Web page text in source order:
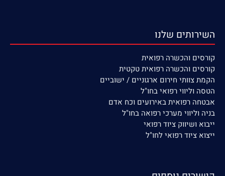
השירותים שלנו
קורסים והכשרה רפואית
קורסים והכשרה רפואית טקטית
הקמת צוותי חירום ארגוניים / ישוביים
הטסה וליווי רפואי בחו"ל
אבטחה רפואית באירועים וכח אדם
בניה וליווי מערכי רפואה בחו"ל
ייבוא ושיווק ציוד רפואי
ייצוא ציוד רפואי לחו"ל